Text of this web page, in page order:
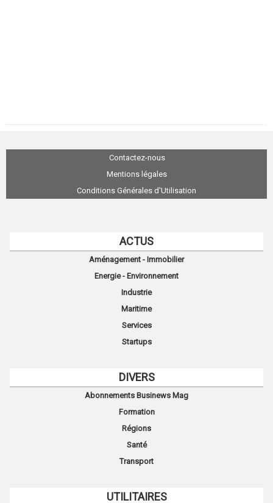
Contactez-nous
Mentions légales
Conditions Générales d'Utilisation
ACTUS
Aménagement - Immobilier
Energie - Environnement
Industrie
Maritime
Services
Startups
DIVERS
Abonnements Businews Mag
Formation
Régions
Santé
Transport
UTILITAIRES